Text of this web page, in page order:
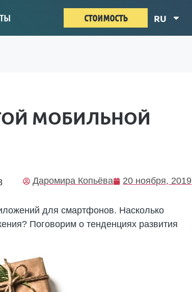
стоимость RU
МОБИЛЬНОЙ
Даромира Копьёва 20 ноября, 2019
для смартфонов. Насколько
Поговорим о тенденциях развития